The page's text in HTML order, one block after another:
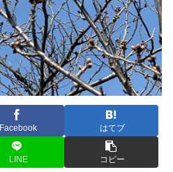
Facebook はてブ
LINE コピー